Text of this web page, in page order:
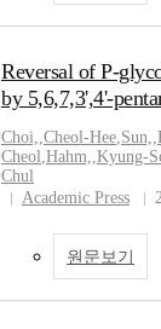
Reversal of P-
by 5,6,7,3',4'-
Choi,,Cheol-Hee,Sun,,
Cheol,Hahm,,Kyung-
Chul
Academic Press
원문보기